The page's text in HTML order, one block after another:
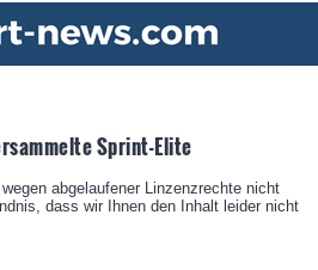
Sprint-Elite
abgelaufener Linzenzrechte nicht
dass wir Ihnen den Inhalt leider nicht